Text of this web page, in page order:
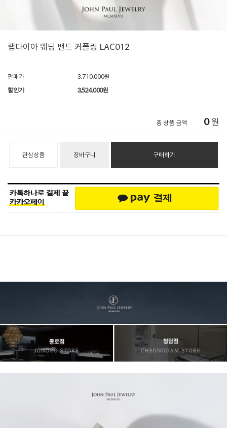
랩다이아 웨딩 밴드 커플링 LAC012
판매가 3,710,000원
할인가 3,524,000원
총 상품 금액 0 원
관심상품 장바구니 구매하기